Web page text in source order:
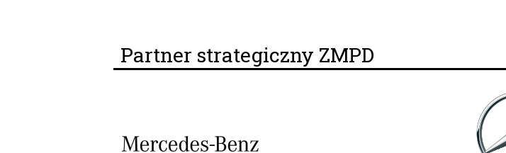
Partner strategiczny ZMPD